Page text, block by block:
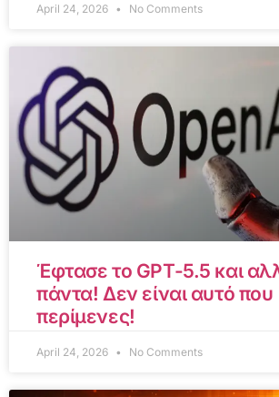
April 24, 2026 No Comments
Έφτασε το GPT-5.5 και
πάντα! Δεν είναι αυτό που
περίμενες!
April 24, 2026 No Comments